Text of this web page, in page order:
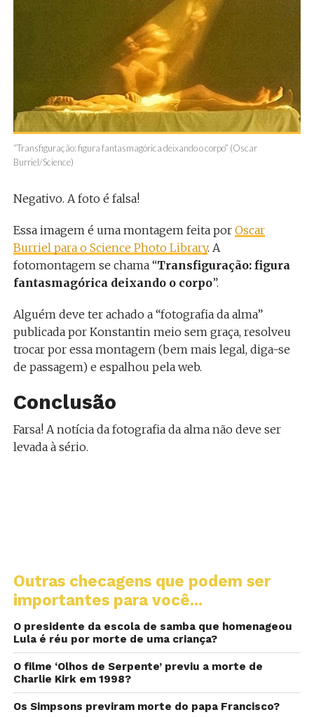
“Transfiguração: figura fantasmagórica deixando o corpo” (Oscar
Burriel/Science)
Negativo. A foto é falsa!
Essa imagem é uma montagem feita por Oscar
Burriel para o Science Photo Library. A
fotomontagem se chama “Transfiguração: figura
fantasmagórica deixando o corpo”.
Alguém deve ter achado a “fotografia da alma”
publicada por Konstantin meio sem graça, resolveu
trocar por essa montagem (bem mais legal, diga-se
de passagem) e espalhou pela web.
Conclusão
Farsa! A notícia da fotografia da alma não deve ser
levada à sério.
Outras checagens que podem ser
importantes para você...
O presidente da escola de samba que homenageou
Lula é réu por morte de uma criança?
O filme ‘Olhos de Serpente’ previu a morte de
Charlie Kirk em 1998?
Os Simpsons previram morte do papa Francisco?